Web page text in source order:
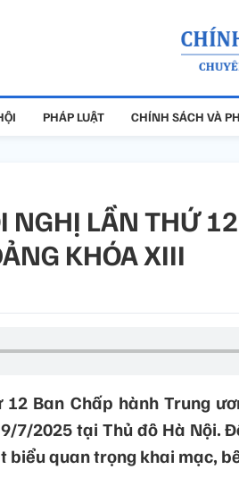
PHÁP LUẬT CHÍNH SÁCH VÀ
NGHỊ LẦN THỨ
KHÓA XIII
Ban Chấp hành Trung
7/2025 tại Thủ đô Hà Nội.
biểu quan trọng khai mạc,